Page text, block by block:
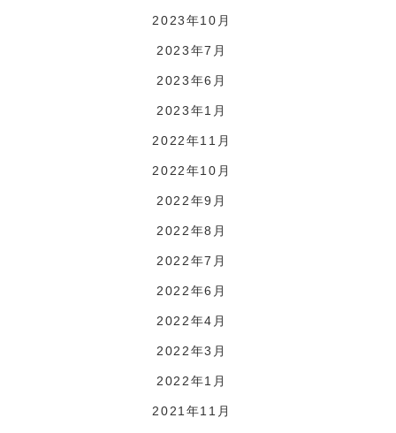
2023年10月
2023年7月
2023年6月
2023年1月
2022年11月
2022年10月
2022年9月
2022年8月
2022年7月
2022年6月
2022年4月
2022年3月
2022年1月
2021年11月